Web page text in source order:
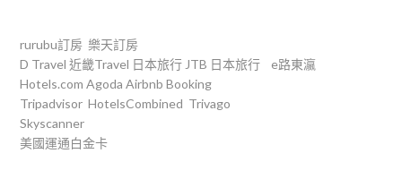
rurubu訂房 樂天訂房
D Travel 近畿Travel 日本旅行 JTB 日本旅行
e路東瀛
Hotels.com Agoda Airbnb Booking
Tripadvisor HotelsCombined Trivago
Skyscanner
美國運通白金卡